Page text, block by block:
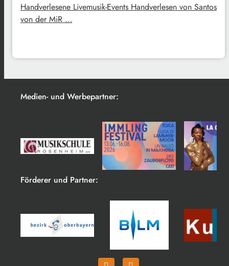
Handverlesene Livemusik-Events Handverlesen von Santos
von der MiR …
Medien- und Werbepartner:
Förderer und Partner: